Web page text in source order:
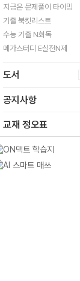
지금은 문제풀이 타이밍
기출 북킷리스트
수능 기출 N회독
메가스터디 E실전N제
도서
공지사항
교재 정오표